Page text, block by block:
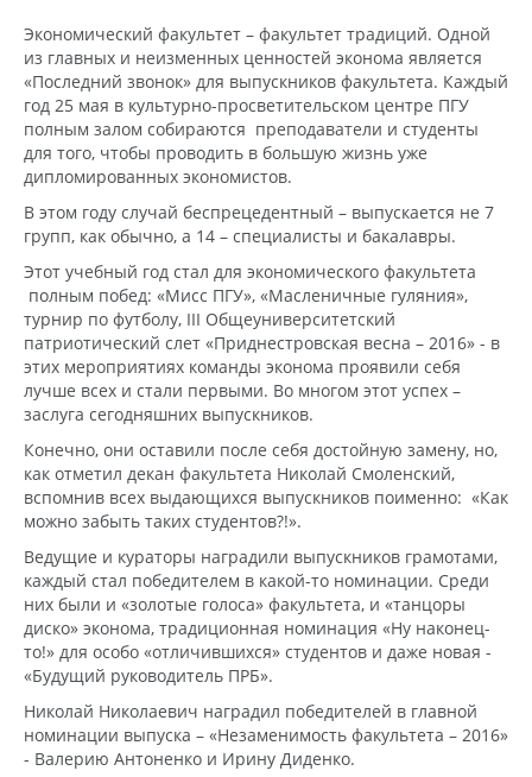
Экономический факультет – факультет традиций. Одной
из главных и неизменных ценностей эконома является
«Последний звонок» для выпускников факультета. Каждый
год 25 мая в культурно-просветительском центре ПГУ
полным залом собираются преподаватели и студенты
для того, чтобы проводить в большую жизнь уже
дипломированных экономистов.
В этом году случай беспрецедентный – выпускается не 7
групп, как обычно, а 14 – специалисты и бакалавры.
Этот учебный год стал для экономического факультета
полным побед: «Мисс ПГУ», «Масленичные гуляния»,
турнир по футболу, III Общеуниверситетский
патриотический слет «Приднестровская весна – 2016» - в
этих мероприятиях команды эконома проявили себя
лучше всех и стали первыми. Во многом этот успех –
заслуга сегодняшних выпускников.
Конечно, они оставили после себя достойную замену, но,
как отметил декан факультета Николай Смоленский,
вспомнив всех выдающихся выпускников поименно: «Как
можно забыть таких студентов?!».
Ведущие и кураторы наградили выпускников грамотами,
каждый стал победителем в какой-то номинации. Среди
них были и «золотые голоса» факультета, и «танцоры
диско» эконома, традиционная номинация «Ну наконец-
то!» для особо «отличившихся» студентов и даже новая -
«Будущий руководитель ПРБ».
Николай Николаевич наградил победителей в главной
номинации выпуска – «Незаменимость факультета – 2016»
- Валерию Антоненко и Ирину Диденко.